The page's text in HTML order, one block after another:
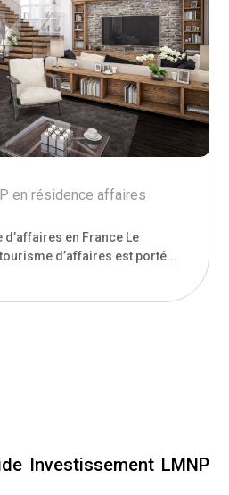
en résidence affaires
en France Le
d’affaires est porté...
Investissement LMNP